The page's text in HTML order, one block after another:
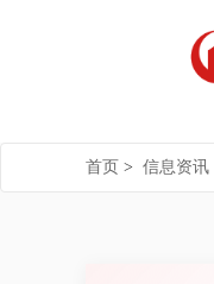
首页 > 信息资讯